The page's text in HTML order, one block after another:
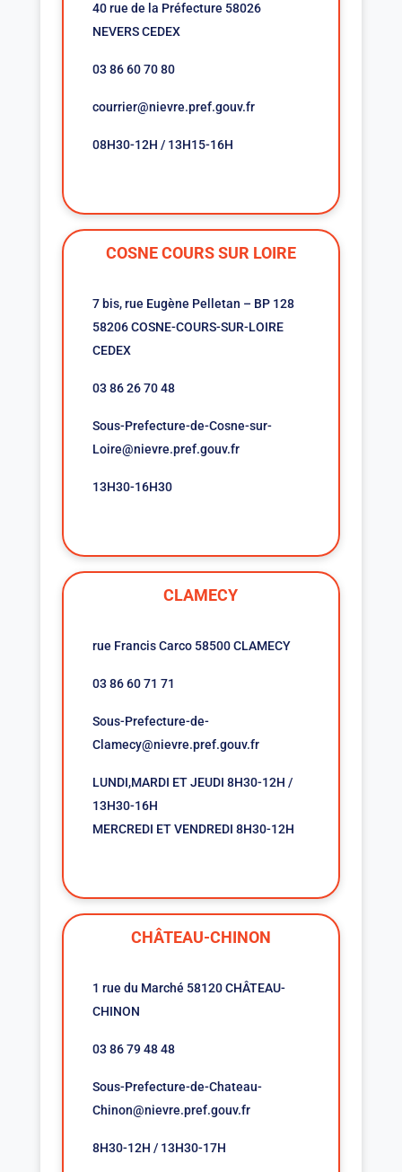
40 rue de la Préfecture 58026
NEVERS CEDEX
03 86 60 70 80
courrier@nievre.pref.gouv.fr
08H30-12H / 13H15-16H
COSNE COURS SUR LOIRE
7 bis, rue Eugène Pelletan – BP 128
58206 COSNE-COURS-SUR-LOIRE
CEDEX
03 86 26 70 48
Sous-Prefecture-de-Cosne-sur-
Loire@nievre.pref.gouv.fr
13H30-16H30
CLAMECY
rue Francis Carco 58500 CLAMECY
03 86 60 71 71
Sous-Prefecture-de-
Clamecy@nievre.pref.gouv.fr
LUNDI,MARDI ET JEUDI 8H30-12H /
13H30-16H
MERCREDI ET VENDREDI 8H30-12H
CHÂTEAU-CHINON
1 rue du Marché 58120 CHÂTEAU-
CHINON
03 86 79 48 48
Sous-Prefecture-de-Chateau-
Chinon@nievre.pref.gouv.fr
8H30-12H / 13H30-17H